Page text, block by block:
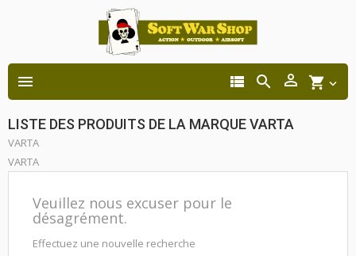
 shopping_cart 



LISTE DES PRODUITS DE LA MARQUE VARTA
VARTA
VARTA
Veuillez nous excuser pour le
désagrément.
Effectuez une nouvelle recherche